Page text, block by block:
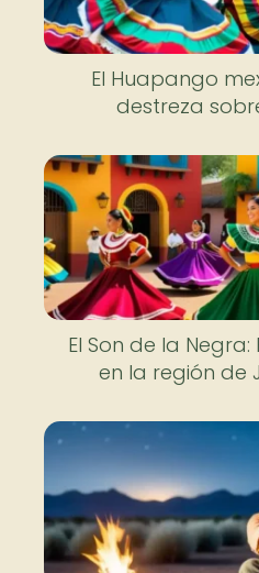
El Huapango
destreza
El Son de la
en la región de